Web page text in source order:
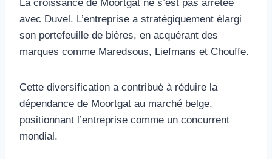
La croissance de Moortgat ne s’est pas arrêtée
avec Duvel. L’entreprise a stratégiquement élargi
son portefeuille de bières, en acquérant des
marques comme Maredsous, Liefmans et Chouffe.
Cette diversification a contribué à réduire la
dépendance de Moortgat au marché belge,
positionnant l’entreprise comme un concurrent
mondial.